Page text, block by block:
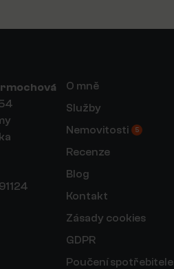
O mně
Služby
Nemovitosti
5
Recenze
Blog
Kontakt
Zásady cookies
GDPR
Poučení spotřebitele